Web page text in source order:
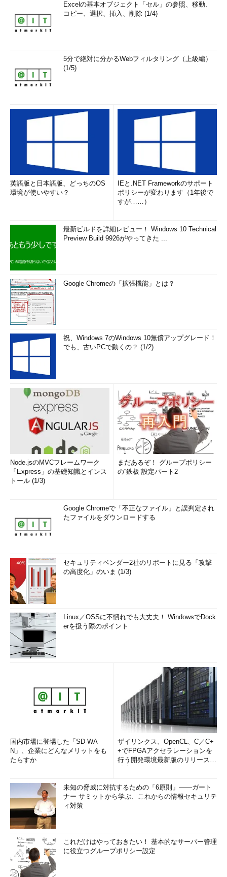
Excelの基本オブジェクト「セル」の参照、移動、
コピー、選択、挿入、削除 (1/4)
5分で絶対に分かるWebフィルタリング（上級編）
(1/5)
英語版と日本語版、どっちのOS
環境が使いやすい？
IEと.NET Frameworkのサポート
ポリシーが変わります（1年後で
すが……）
最新ビルドを詳細レビュー！ Windows 10 Technical
Preview Build 9926がやってきた ...
Google Chromeの「拡張機能」とは？
祝、Windows 7のWindows 10無償アップグレード！
でも、古いPCで動くの？ (1/2)
Node.jsのMVCフレームワーク
「Express」の基礎知識とインス
トール (1/3)
まだあるぞ！ グループポリシー
の“鉄板”設定パート2
Google Chromeで「不正なファイル」と誤判定され
たファイルをダウンロードする
セキュリティベンダー2社のリポートに見る「攻撃
の高度化」のいま (1/3)
Linux／OSSに不慣れでも大丈夫！ WindowsでDock
erを扱う際のポイント
国内市場に登場した「SD-WA
N」、企業にどんなメリットをも
たらすか
ザイリンクス、OpenCL、C／C+
+でFPGAアクセラレーションを
行う開発環境最新版のリリースを
未知の脅威に対抗するための「6原則」――ガート
ナー サミットから学ぶ、これからの情報セキュリテ
ィ対策
これだけはやっておきたい！ 基本的なサーバー管理
に役立つグループポリシー設定